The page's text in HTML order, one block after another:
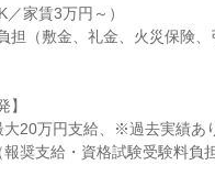
家賃3万円～）
担（敷金、礼金、火災保険
】
20万円支給、※過去実績あ
奨支給・資格試験受験料負担